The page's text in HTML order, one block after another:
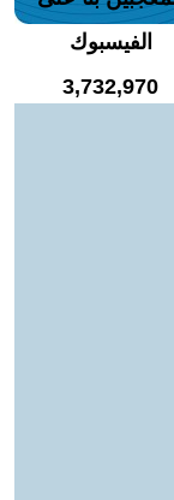
الفيسبوك
3,732,970